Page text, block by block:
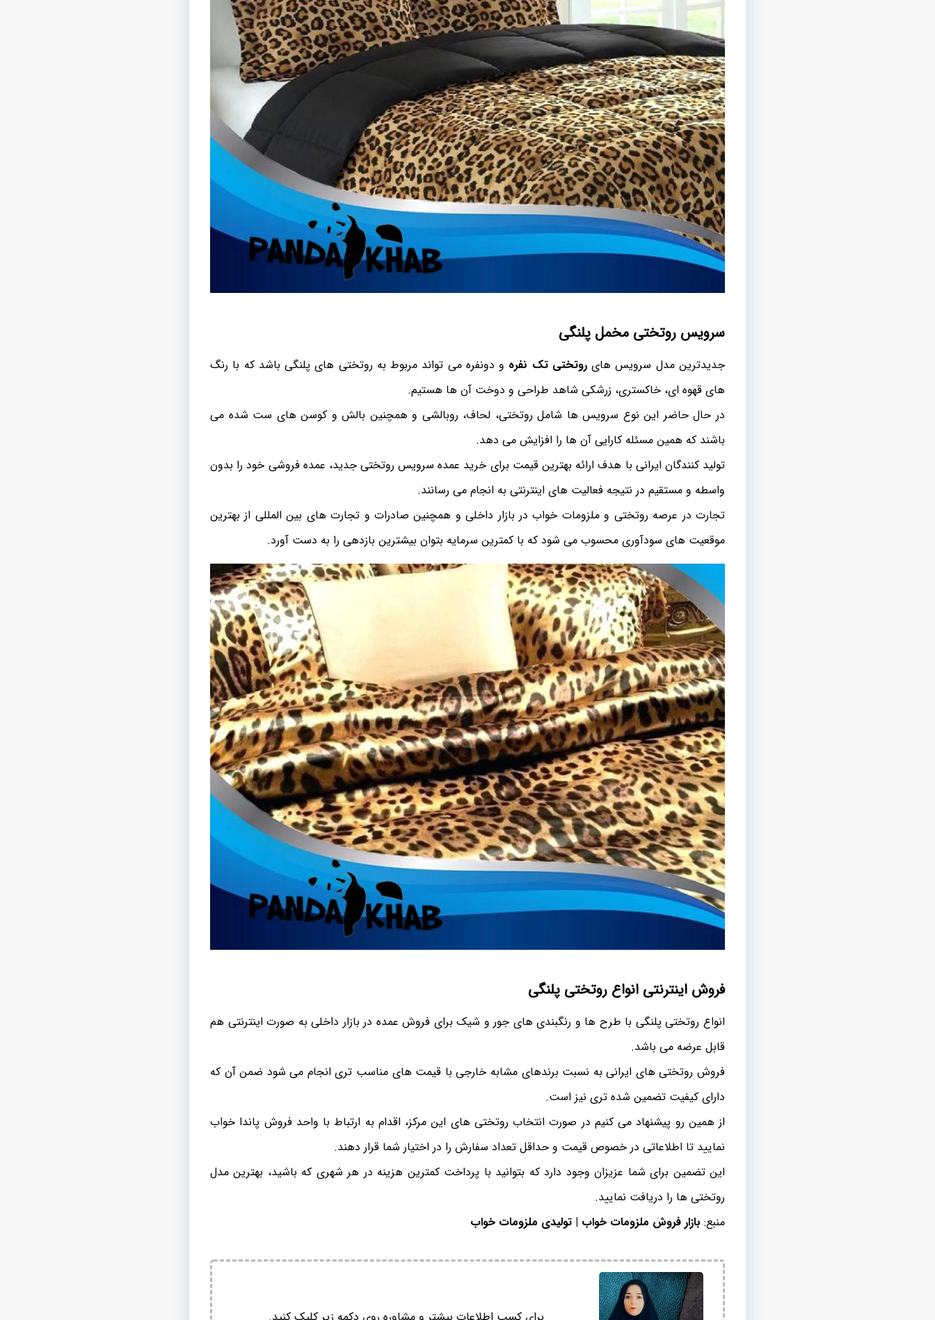
سرویس روتختی مخمل پلنگی
جدیدترین مدل سرویس هایروتختی تک نفره و دونفره می تواند مربوط به روتختی های پلنگی باشد که با رنگ
های قهوه ای، خاکستری، زرشکی شاهد طراحی و دوخت آن ها هستیم.
در حال حاضر این نوع سرویس ها شامل روتختی، لحاف، روبالشی و همچنین بالش و کوسن های ست شده می
باشند که همین مسئله کارایی آن ها را افزایش می دهد.
تولید کنندگان ایرانی با هدف ارائه بهترین قیمت برای خرید عمده سرویس روتختی جدید، عمده فروشی خود را بدون
واسطه و مستقیم در نتیجه فعالیت های اینترنتی به انجام می رسانند.
تجارت در عرصه روتختی و ملزومات خواب در بازار داخلی و همچنین صادرات و تجارت های بین المللی از بهترین
موقعیت های سودآوری محسوب می شود که با کمترین سرمایه بتوان بیشترین بازدهی را به دست آورد.
فروش اینترنتی انواع روتختی پلنگی
انواع روتختی پلنگی با طرح ها و رنگبندی های جور و شیک برای فروش عمده در بازار داخلی به صورت اینترنتی هم
قابل عرضه می باشد.
فروش روتختی های ایرانی به نسبت برندهای مشابه خارجی با قیمت های مناسب تری انجام می شود ضمن آن که
دارای کیفیت تضمین شده تری نیز است.
از همین رو پیشنهاد می کنیم در صورت انتخاب روتختی های این مرکز، اقدام به ارتباط با واحد فروش پاندا خواب
نمایید تا اطلاعاتی در خصوص قیمت و حداقل تعداد سفارش را در اختیار شما قرار دهند.
این تضمین برای شما عزیزان وجود دارد که بتوانید با پرداخت کمترین هزینه در هر شهری که باشید، بهترین مدل
روتختی ها را دریافت نمایید.
منبع: بازار فروش ملزومات خواب | تولیدی ملزومات خواب
برای کسب اطلاعات بیشتر و مشاوره روی دکمه زیر کلیک کنید.